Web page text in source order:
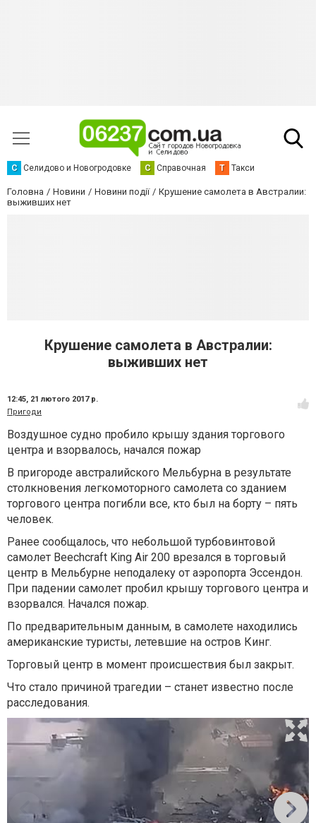
С Селидово и Новогродовке С Справочная Т Такси
Головна Новини Новини події
Крушение самолета в Австралии:
выживших нет
Крушение самолета в Австралии:
выживших нет
12:45, 21 лютого 2017 р.
Пригоди
Воздушное судно пробило крышу здания торгового
центра и взорвалось, начался пожар
В пригороде австралийского Мельбурна в результате
столкновения легкомоторного самолета со зданием
торгового центра погибли все, кто был на борту – пять
человек.
Ранее сообщалось, что небольшой турбовинтовой
самолет Beechcraft King Air 200 врезался в торговый
центр в Мельбурне неподалеку от аэропорта Эссендон.
При падении самолет пробил крышу торгового центра и
взорвался. Начался пожар.
По предварительным данным, в самолете находились
американские туристы, летевшие на остров Кинг.
Торговый центр в момент происшествия был закрыт.
Что стало причиной трагедии – станет известно после
расследования.